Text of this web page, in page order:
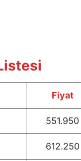
Fiyat
551.950
612.250